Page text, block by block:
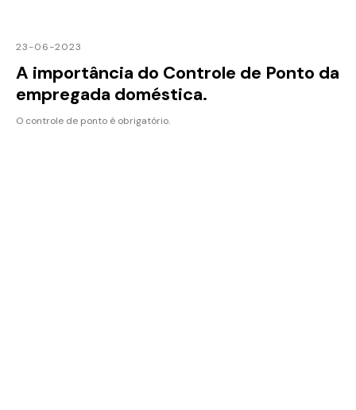
23-06-2023
A importância do Controle de Ponto da
empregada doméstica.
O controle de ponto é obrigatório.